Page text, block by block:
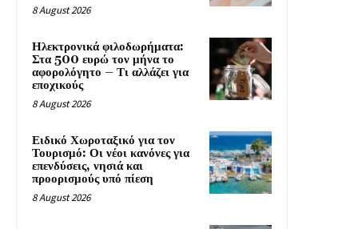
8 August 2026
Ηλεκτρονικά φιλοδωρήματα:
Στα 500 ευρώ τον μήνα το
αφορολόγητο – Τι αλλάζει για
εποχικούς
8 August 2026
Ειδικό Χωροταξικό για τον
Τουρισμό: Οι νέοι κανόνες για
επενδύσεις, νησιά και
προορισμούς υπό πίεση
8 August 2026